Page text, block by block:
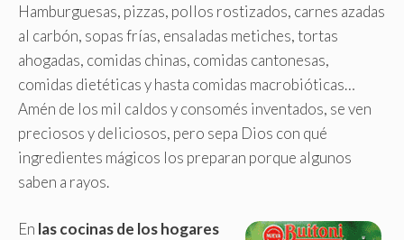
Hamburguesas, pizzas, pollos rostizados, carnes azadas
al carbón, sopas frías, ensaladas metiches, tortas
ahogadas, comidas chinas, comidas cantonesas,
comidas dietéticas y hasta comidas macrobióticas…
Amén de los mil caldos y consomés inventados, se ven
preciosos y deliciosos, pero sepa Dios con qué
ingredientes mágicos los preparan porque algunos
saben a rayos.
En las cocinas de los hogares